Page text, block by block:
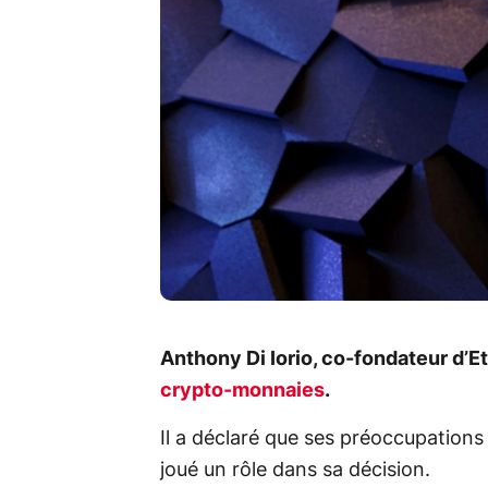
Anthony Di Iorio, co-fondateur
crypto-monnaies.
Il a déclaré que ses
joué un rôle dans sa décision.